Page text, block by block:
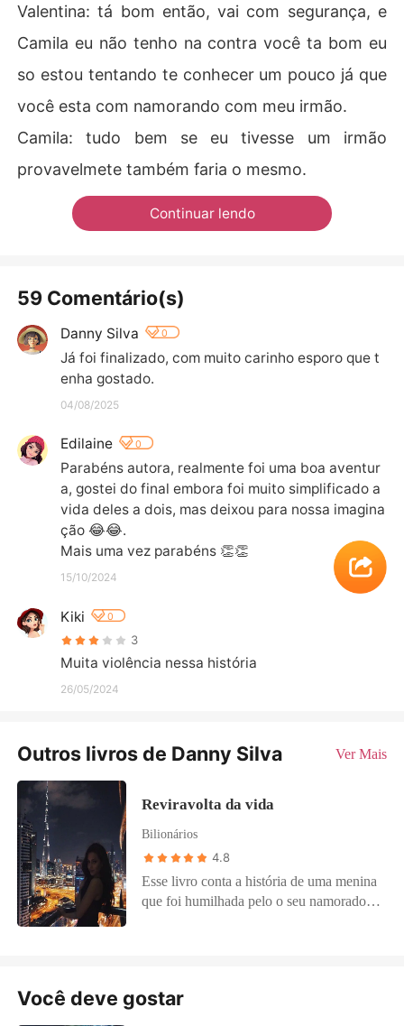
Valentina: tá bom então, vai com segurança, e
Camila eu não tenho na contra você ta bom eu
so estou tentando te conhecer um pouco já que
você esta com namorando com meu irmão.
Camila: tudo bem se eu tivesse um irmão
provavelmete também faria o mesmo.
Continuar lendo
59 Comentário(s)
Danny Silva 0
Já foi finalizado, com muito carinho esporo que t
enha gostado.
04/08/2025
Edilaine 0
Parabéns autora, realmente foi uma boa aventur
a, gostei do final embora foi muito simplificado a
vida deles a dois, mas deixou para nossa imagina
ção 😂😂.
Mais uma vez parabéns 👏👏
15/10/2024
Kiki 0
3
Muita violência nessa história
26/05/2024
Outros livros de Danny Silva Ver Mais
Reviravolta da vida
Bilionários
4.8
Esse livro conta a história de uma menina
que foi humilhada pelo o seu namorado e
ela se não aceitasse o dinheiro dado pra
Você deve gostar